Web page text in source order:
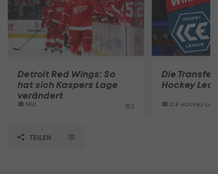
Detroit Red Wings: So
hat sich Kaspers Lage
verändert
NHL 3
Die
Hockey
ICE Hockey
TEILEN